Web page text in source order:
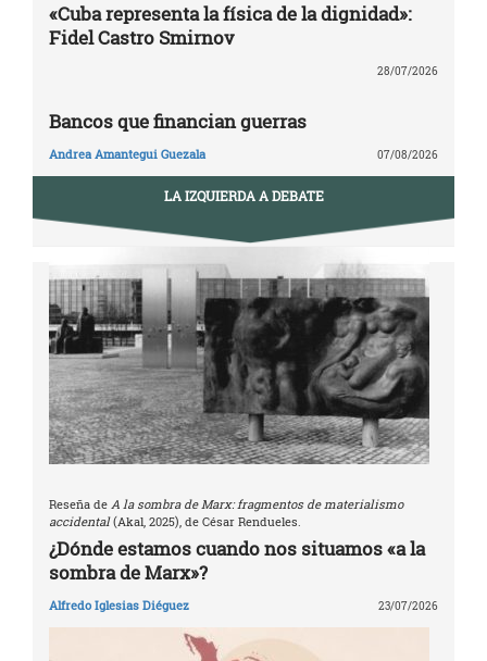
«Cuba representa la física de la dignidad»:
Fidel Castro Smirnov
28/07/2026
Bancos que financian guerras
Andrea Amantegui Guezala 07/08/2026
LA IZQUIERDA A DEBATE
Reseña de A la sombra de Marx: fragmentos de materialismo
accidental(Akal, 2025), de César Rendueles.
¿Dónde estamos cuando nos situamos «a la
sombra de Marx»?
Alfredo Iglesias Diéguez 23/07/2026